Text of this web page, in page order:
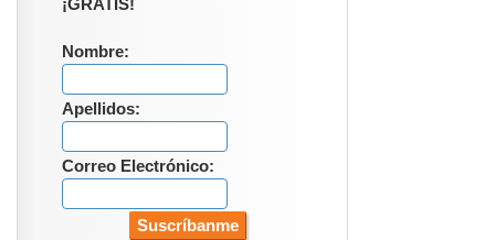
¡GRATIS!
Nombre:
Apellidos:
Correo Electrónico: